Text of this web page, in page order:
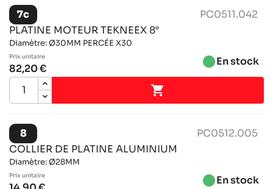
7c
PC0511.042
PLATINE MOTEUR TEKNEEX 8°
Diamètre: Ø30MM PERCÉE X30
Prix ​​unitaire
82,20 € brightness_1En stock

8
PC0512.005
COLLIER DE PLATINE ALUMINIUM
Diamètre: Ø28MM
Prix ​​unitaire brightness_1En stock